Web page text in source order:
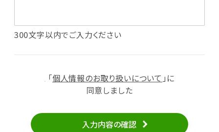
・投稿したクチコミ情報、写真の本サービスへの
・メールマガジン、お知らせ、広告等の配信
（2）ユーザーからのお問い合わせへの対応
せの内容確認、返答
・当サービスの品質改善
300文字以内でご入力ください
「個人情報のお取り扱いについて 」に
同意しました
入力内容の確認